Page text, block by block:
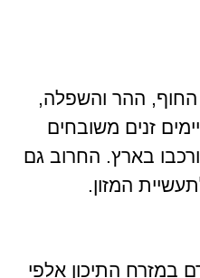
החוף, ההר והשפלה,
זנים משובחים
בארץ. החרוב גם
המזון.
במזרח התיכון אלפי